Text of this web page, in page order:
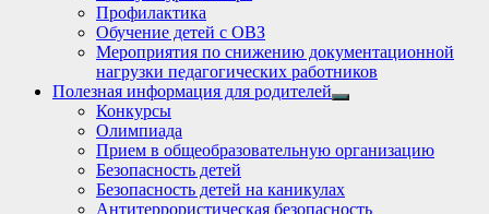
Профилактика
Обучение детей с ОВЗ
Мероприятия по снижению документационной
нагрузки педагогических работников
Полезная информация для родителей
Show
Конкурсы
Олимпиада
Прием в общеобразовательную организацию
Безопасность детей
Безопасность детей на каникулах
Антитеррористическая безопасность